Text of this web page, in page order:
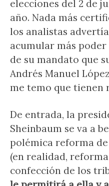
elecciones del 2 de
año. Nada más
los analistas
acumular más
de su mandato que
Andrés Manuel
me temo que tienen
De entrada, la
Sheinbaum se va a
polémica reforma
(en realidad,
confección de los